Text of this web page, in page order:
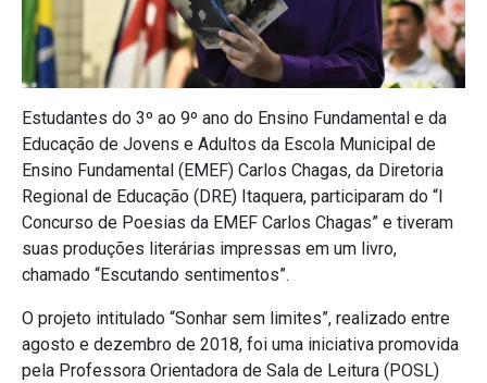
Estudantes do 3º ao 9º ano do Ensino Fundamental e da
Educação de Jovens e Adultos da Escola Municipal de
Ensino Fundamental (EMEF) Carlos Chagas, da Diretoria
Regional de Educação (DRE) Itaquera, participaram do “I
Concurso de Poesias da EMEF Carlos Chagas” e tiveram
suas produções literárias impressas em um livro,
chamado “Escutando sentimentos”.
O projeto intitulado “Sonhar sem limites”, realizado entre
agosto e dezembro de 2018, foi uma iniciativa promovida
pela Professora Orientadora de Sala de Leitura (POSL)